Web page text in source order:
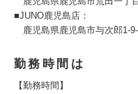
■JUNO鹿児島店：
鹿児島県鹿児島市与次郎1-
勤務時間は
【勤務時間】